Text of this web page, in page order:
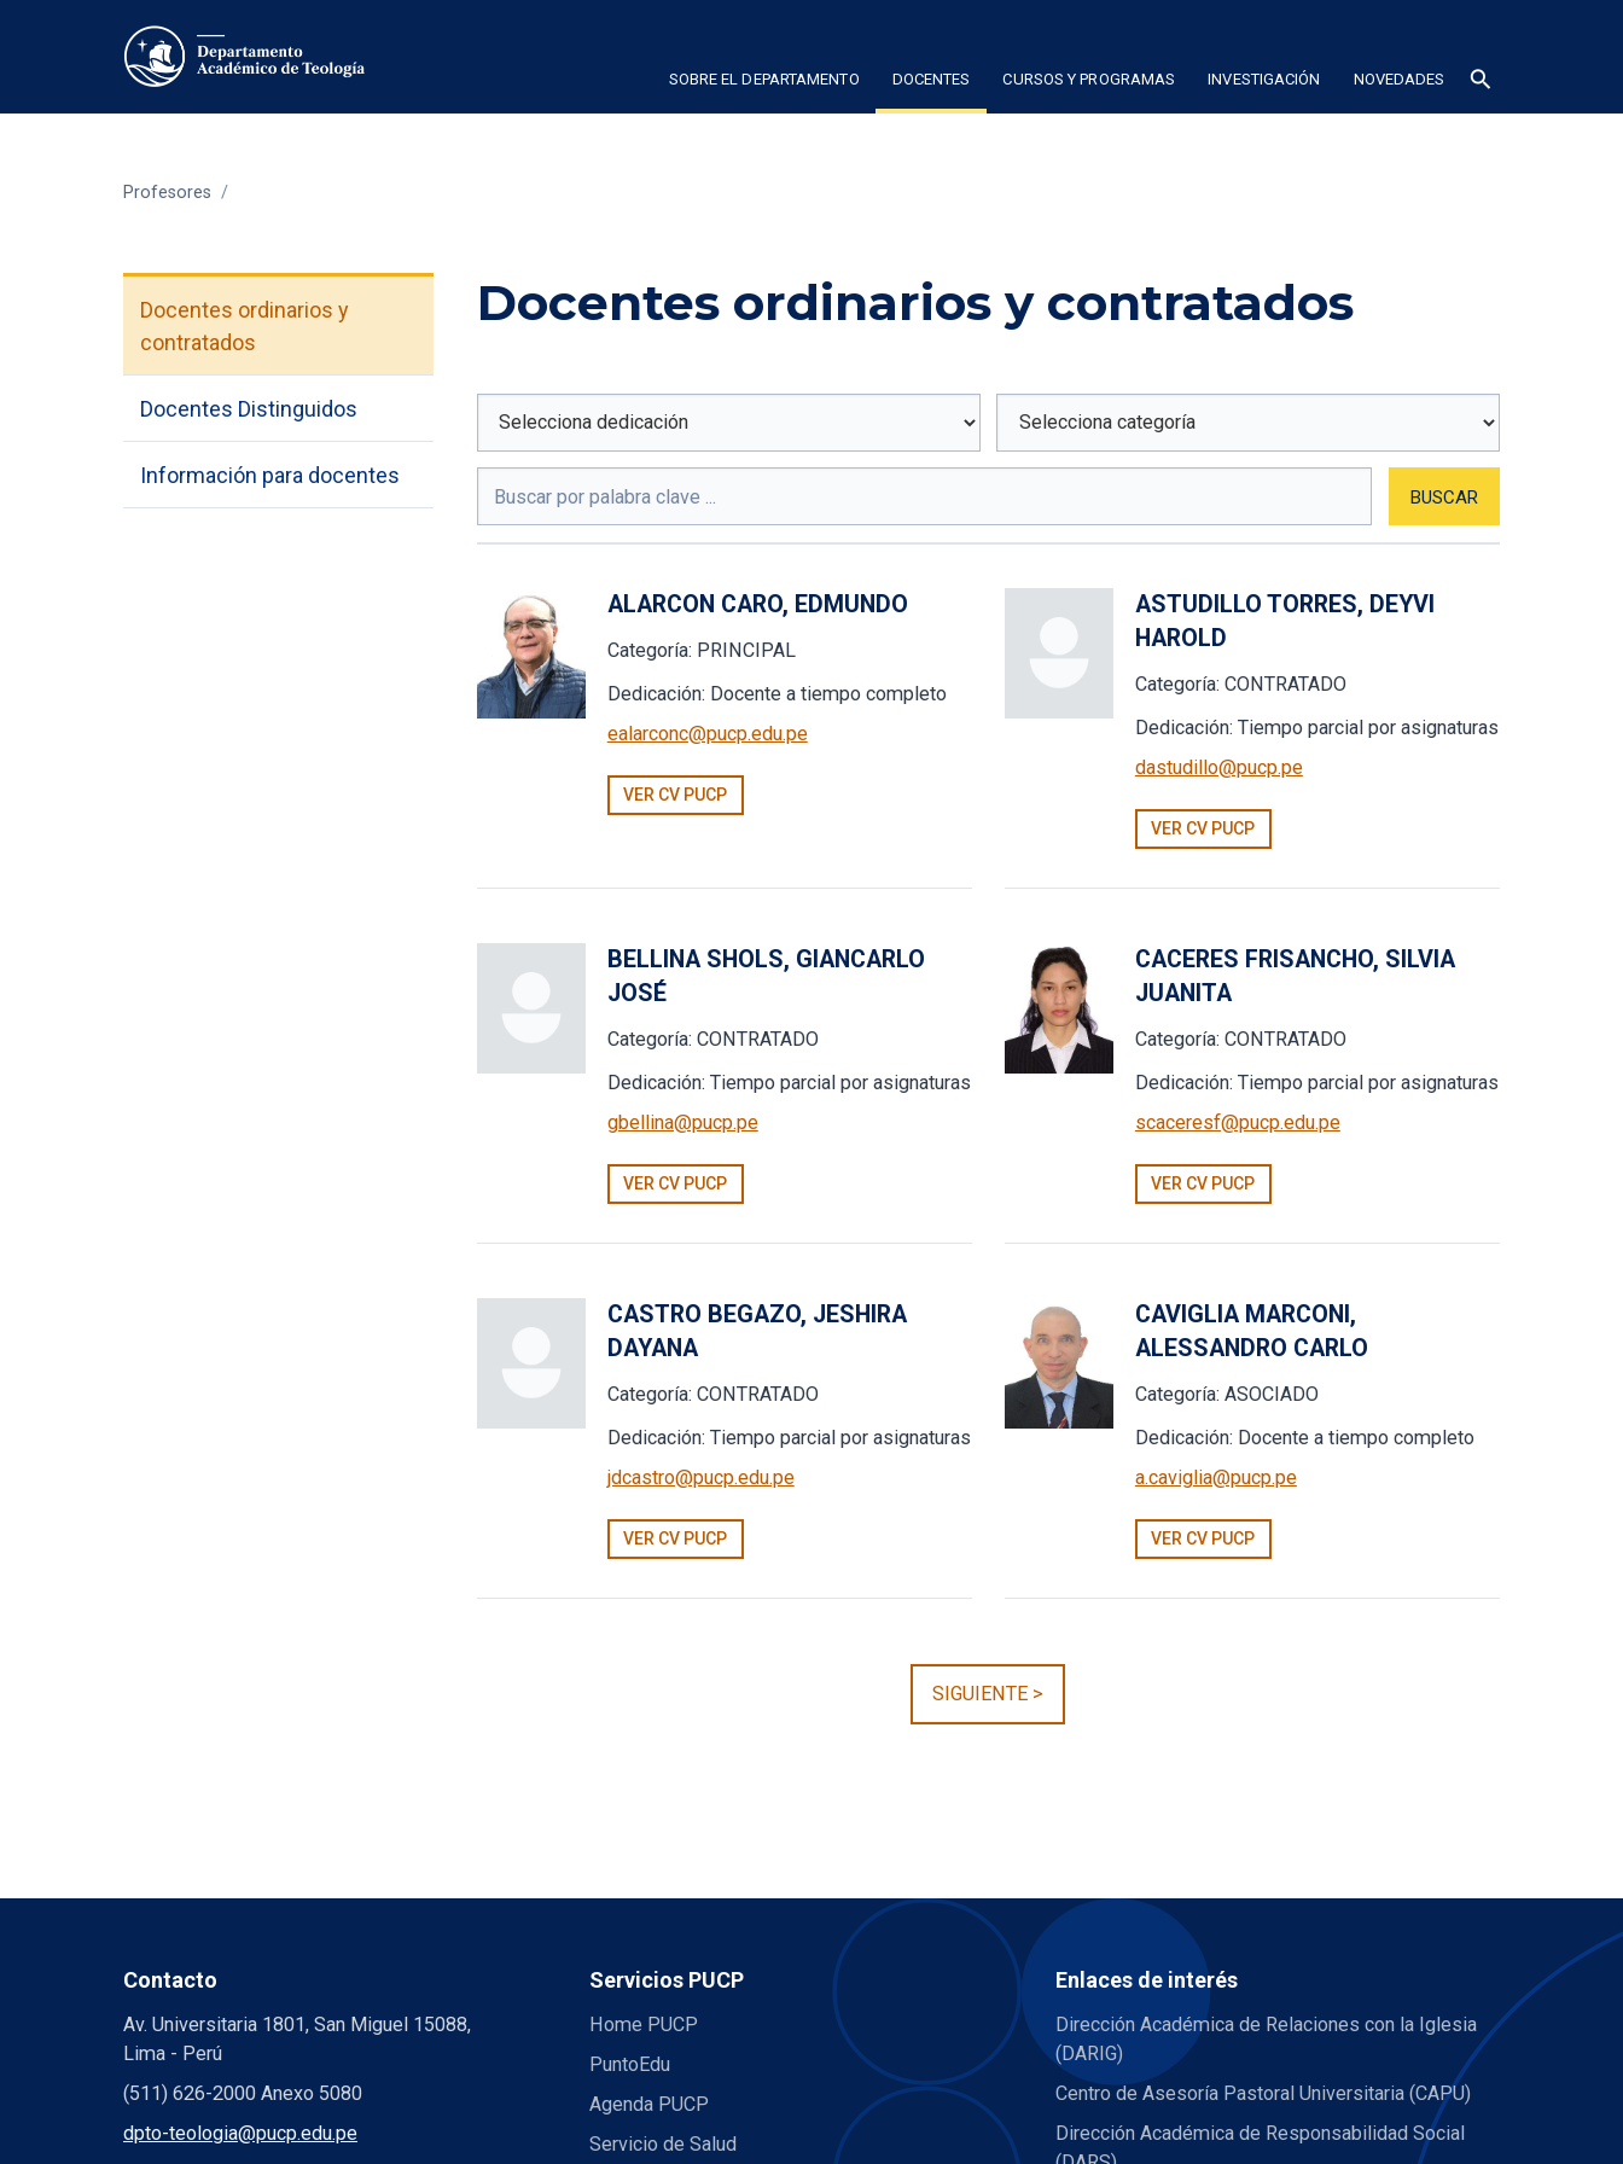
SOBRE EL DEPARTAMENTO DOCENTES CURSOS Y PROGRAMAS INVESTIGACIÓN NOVEDADES search
Profesores /
Docentes ordinarios y
contratados
Docentes Distinguidos
Información para docentes
Docentes ordinarios y contratados
BUSCAR
ALARCON CARO, EDMUNDO
Categoría: PRINCIPAL
Dedicación: Docente a tiempo completo
ealarconc@pucp.edu.pe
VER CV PUCP
ASTUDILLO TORRES, DEYVI
HAROLD
Categoría: CONTRATADO
Dedicación: Tiempo parcial por asignaturas
dastudillo@pucp.pe
VER CV PUCP
BELLINA SHOLS, GIANCARLO
JOSÉ
Categoría: CONTRATADO
Dedicación: Tiempo parcial por asignaturas
gbellina@pucp.pe
VER CV PUCP
CACERES FRISANCHO, SILVIA
JUANITA
Categoría: CONTRATADO
Dedicación: Tiempo parcial por asignaturas
scaceresf@pucp.edu.pe
VER CV PUCP
CASTRO BEGAZO, JESHIRA
DAYANA
Categoría: CONTRATADO
Dedicación: Tiempo parcial por asignaturas
jdcastro@pucp.edu.pe
VER CV PUCP
CAVIGLIA MARCONI,
ALESSANDRO CARLO
Categoría: ASOCIADO
Dedicación: Docente a tiempo completo
a.caviglia@pucp.pe
VER CV PUCP
SIGUIENTE >
Contacto
Av. Universitaria 1801, San Miguel 15088,
Lima - Perú
(511) 626-2000 Anexo 5080
dpto-teologia@pucp.edu.pe
Servicios PUCP
Home PUCP
PuntoEdu
Agenda PUCP
Servicio de Salud
Enlaces de interés
Dirección Académica de Relaciones con la Iglesia
(DARIG)
Centro de Asesoría Pastoral Universitaria (CAPU)
Dirección Académica de Responsabilidad Social